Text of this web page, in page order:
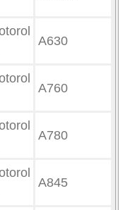
A630
A760
A780
A845